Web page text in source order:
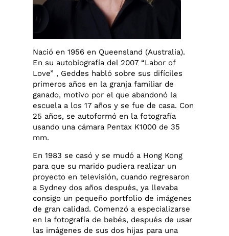
Nació en 1956 en Queensland (Australia).
En su autobiografía del 2007 “Labor of
Love” , Geddes habló sobre sus difíciles
primeros años en la granja familiar de
ganado, motivo por el que abandonó la
escuela a los 17 años y se fue de casa. Con
25 años, se autoformó en la fotografía
usando una cámara Pentax K1000 de 35
mm.
En 1983 se casó y se mudó a Hong Kong
para que su marido pudiera realizar un
proyecto en televisión, cuando regresaron
a Sydney dos años después, ya llevaba
consigo un pequeño portfolio de imágenes
de gran calidad. Comenzó a especializarse
en la fotografía de bebés, después de usar
las imágenes de sus dos hijas para una